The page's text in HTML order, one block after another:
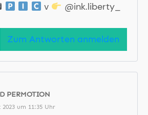
v @ink.liberty_
Zum Antworten anmelden
PERMOTION
2023 um 11:35 Uhr